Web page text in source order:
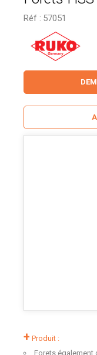
Réf : 57051
+ Produit :
Forets